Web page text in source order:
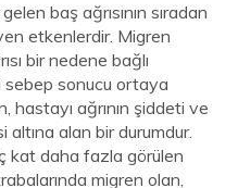
baş ağrısının sıradan
etkenlerdir. Migren
bir nedene bağlı
sebep sonucu ortaya
hastayı ağrının şiddeti ve
alan bir durumdur.
kat daha fazla görülen
migren olan,